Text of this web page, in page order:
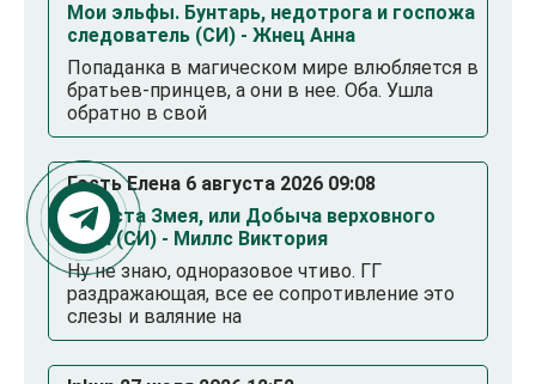
Мои эльфы. Бунтарь, недотрога и госпожа
следователь (СИ) - Жнец Анна
Попаданка в магическом мире влюбляется в
братьев-принцев, а они в нее. Оба. Ушла
обратно в свой
Гость Елена 6 августа 2026 09:08
Невеста Змея, или Добыча верховного
Нага (СИ) - Миллс Виктория
Ну не знаю, одноразовое чтиво. ГГ
раздражающая, все ее сопротивление это
слезы и валяние на